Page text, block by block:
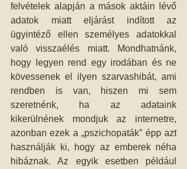
felvételek alapján a mások aktáin lévő
adatok miatt eljárást indított az
ügyintéző ellen személyes adatokkal
való visszaélés miatt. Mondhatnánk,
hogy legyen rend egy irodában és ne
kövessenek el ilyen szarvashibát, ami
rendben is van, hiszen mi sem
szeretnénk, ha az adataink
kikerülnének mondjuk az internetre,
azonban ezek a „pszichopaták” épp azt
használják ki, hogy az emberek néha
hibáznak. Az egyik esetben például